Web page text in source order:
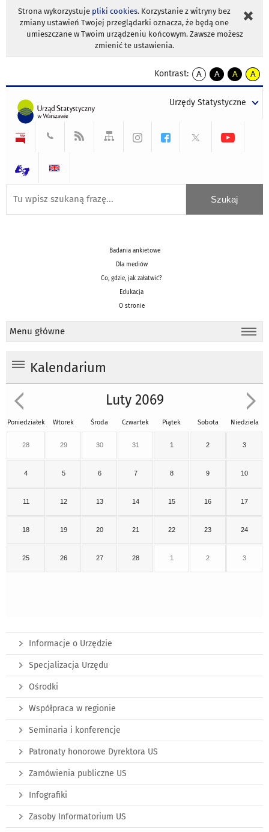
Strona wykorzystuje pliki cookies. Korzystanie z witryny bez
zmiany ustawień Twojej przeglądarki oznacza, że będą one
umieszczane w Twoim urządzeniu końcowym. Zawsze możesz
zmienić te ustawienia.
Kontrast:
A
kontrast
A
kontrast
tekst
czarnym
A
kontrast
tekst
czarnym
A
tekst
żółtym
Urzędy Statystyczne
Badania ankietowe
Dla mediów
Co, gdzie, jak załatwić?
Edukacja
O stronie
Menu główne
Kalendarium
Luty 2069
Poniedziałek Wtorek Środa Czwartek Piątek Sobota Niedziela
28 29 30 31 1 2 3
4 5 6 7 8 9 10
11 12 13 14 15 16 17
18 19 20 21 22 23 24
25 26 27 28 1 2 3
Informacje o Urzędzie
Specjalizacja Urzędu
Ośrodki
Współpraca w regionie
Seminaria i konferencje
Patronaty honorowe Dyrektora US
Zamówienia publiczne US
Infografiki
Zasoby Informatorium US